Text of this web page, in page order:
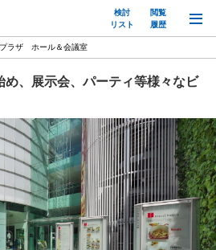
検討
リスト
閲覧
履歴
ラザ ホール＆会議室
、展示会、パーティ等様々なビ